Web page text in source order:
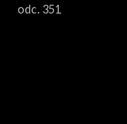
odc. 351